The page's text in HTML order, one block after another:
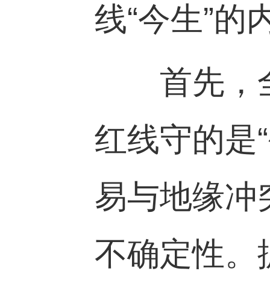
线“今生”的
首先，全
红线守的是
易与地缘冲
不确定性。